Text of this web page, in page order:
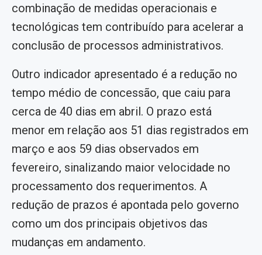
combinação de medidas operacionais e
tecnológicas tem contribuído para acelerar a
conclusão de processos administrativos.
Outro indicador apresentado é a redução no
tempo médio de concessão, que caiu para
cerca de 40 dias em abril. O prazo está
menor em relação aos 51 dias registrados em
março e aos 59 dias observados em
fevereiro, sinalizando maior velocidade no
processamento dos requerimentos. A
redução de prazos é apontada pelo governo
como um dos principais objetivos das
mudanças em andamento.